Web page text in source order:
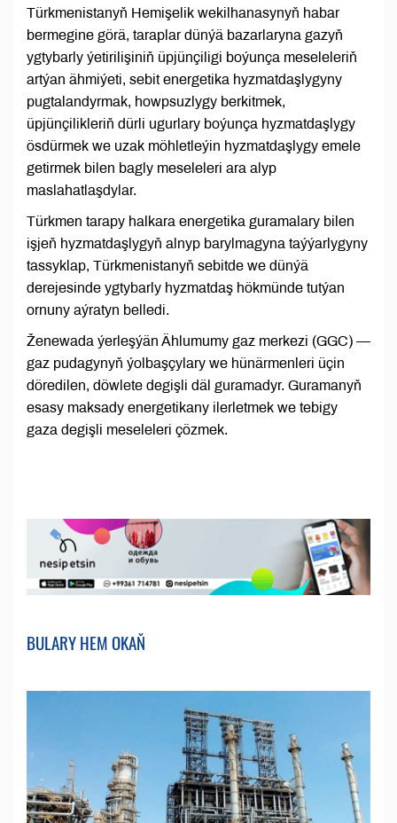
Türkmenistanyň Hemişelik wekilhanasynyň habar
bermegine görä, taraplar dünýä bazarlaryna gazyň
ygtybarly ýetirilişiniň üpjünçiligi boýunça meseleleriň
artýan ähmiýeti, sebit energetika hyzmatdaşlygyny
pugtalandyrmak, howpsuzlygy berkitmek,
üpjünçilikleriň dürli ugurlary boýunça hyzmatdaşlygy
ösdürmek we uzak möhletleýin hyzmatdaşlygy emele
getirmek bilen bagly meseleleri ara alyp
maslahatlaşdylar.
Türkmen tarapy halkara energetika guramalary bilen
işjeň hyzmatdaşlygyň alnyp barylmagyna taýýarlygyny
tassyklap, Türkmenistanyň sebitde we dünýä
derejesinde ygtybarly hyzmatdaş hökmünde tutýan
ornuny aýratyn belledi.
Ženewada ýerleşýän Ählumumy gaz merkezi (GGC) —
gaz pudagynyň ýolbaşçylary we hünärmenleri üçin
döredilen, döwlete degişli däl guramadyr. Guramanyň
esasy maksady energetikany ilerletmek we tebigy
gaza degişli meseleleri çözmek.
BULARY HEM OKAŇ